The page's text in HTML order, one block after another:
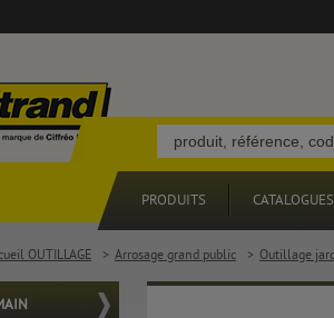
PRODUITS CATALOGUES
OUTILLAGE > Arrosage grand public > Outillage